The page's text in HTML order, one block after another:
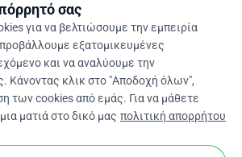
500+ κριτικών
σας
για να βελτιώσουμε την εμπειρία
εξατομικευμένες
και να αναλύουμε την
Κάνοντας κλικ στο "Αποδοχή όλων",
των cookies από εμάς. Για να μάθετε
ματιά στο δικό μας πολιτική απορρήτου